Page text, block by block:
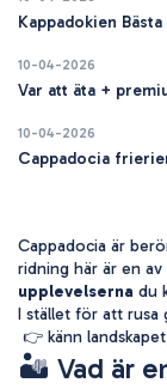
Cappadocia är
ridning här är en av
upplevelserna du
I stället för att rusa
👉 känn
🏜️ Vad är
Kappadokien
10-04-2026
Var att äta +
10-04-2026
Cappadocia